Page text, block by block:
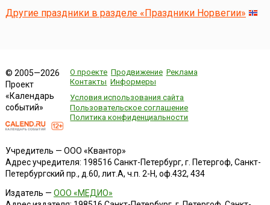
Другие праздники в разделе «Праздники Норвегии»
© 2005—2026
Проект
«Календарь
событий»
О проекте Продвижение Реклама
Контакты Информеры
Условия использования сайта
Пользовательское соглашение
Политика конфиденциальности
Учредитель — ООО «Квантор»
Адрес учредителя: 198516 Санкт-Петербург, г. Петергоф, Санкт-
Петербургский пр., д.60, лит.А, ч.п. 2-Н, оф.432, 434
Издатель — ООО «МЕДИО»